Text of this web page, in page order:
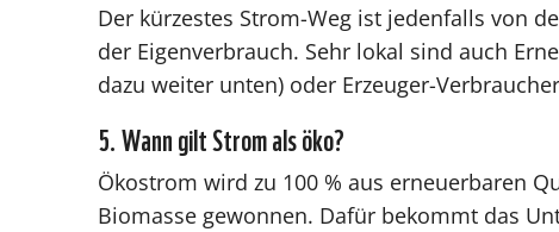
Der kürzestes Strom-Weg ist jedenfalls von
der Eigenverbrauch. Sehr lokal sind auch
dazu weiter unten) oder Erzeuger-
5. Wann gilt Strom als öko?
Ökostrom wird zu 100 % aus erneuerbaren
Biomasse gewonnen. Dafür bekommt das